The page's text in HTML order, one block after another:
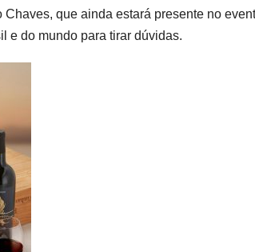
que ainda estará presente no
e do mundo para tirar dúvidas.